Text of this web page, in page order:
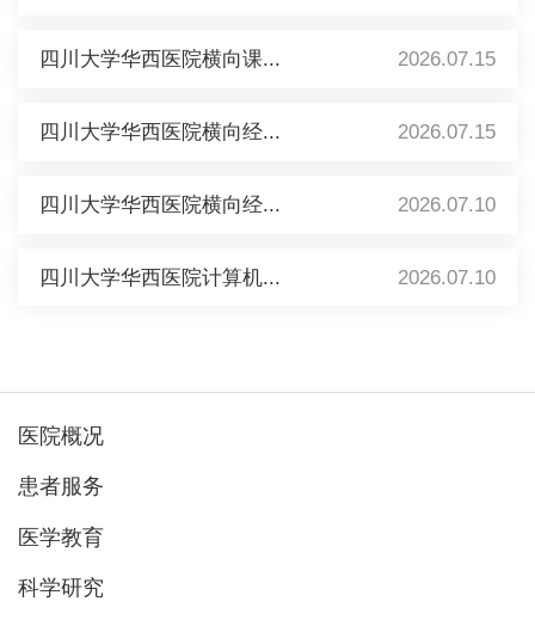
四川大学华西医院横向课... 2026.07.15
四川大学华西医院横向经... 2026.07.15
四川大学华西医院横向经... 2026.07.10
四川大学华西医院计算机... 2026.07.10
医院概况
患者服务
医学教育
科学研究